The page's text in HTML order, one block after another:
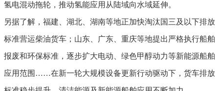
氢电混动拖轮，推动氢能应用从陆域向水域延伸。
另据了解，福建、湖北、湖南等地正加快淘汰国三及以下排放
标准营运柴油货车；山东、广东、重庆等地提出严格执行船舶
报废和环保标准，逐步扩大电动、绿色甲醇动力等新能源船舶
应用范围……在新一轮大规模设备更新行动驱动下，货车排放